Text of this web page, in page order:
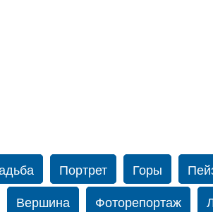
Портрет Горы
Вершина Фоторепортаж